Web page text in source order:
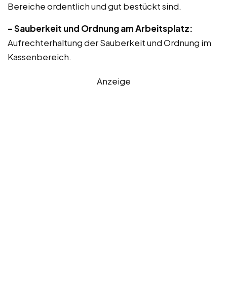
Bereiche ordentlich und gut bestückt sind.
– Sauberkeit und Ordnung am Arbeitsplatz:
Aufrechterhaltung der Sauberkeit und Ordnung im
Kassenbereich.
Anzeige